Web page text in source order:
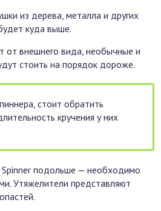
из дерева, металла и других
куда выше.
от внешнего вида, необычные и
стоить на порядок дороже.
стоит обратить
кручения у них
Spinner подольше — необходимо
Утяжелители представляют